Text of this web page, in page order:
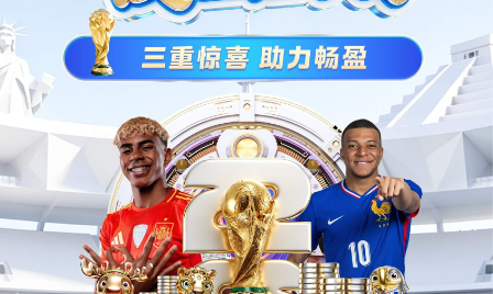
水泥雕塑
镂空雕塑
玻璃钢雕塑
铁艺机器人
锻铜铸铜雕塑
当前位置： 主页>产品介绍>镂空雕塑>